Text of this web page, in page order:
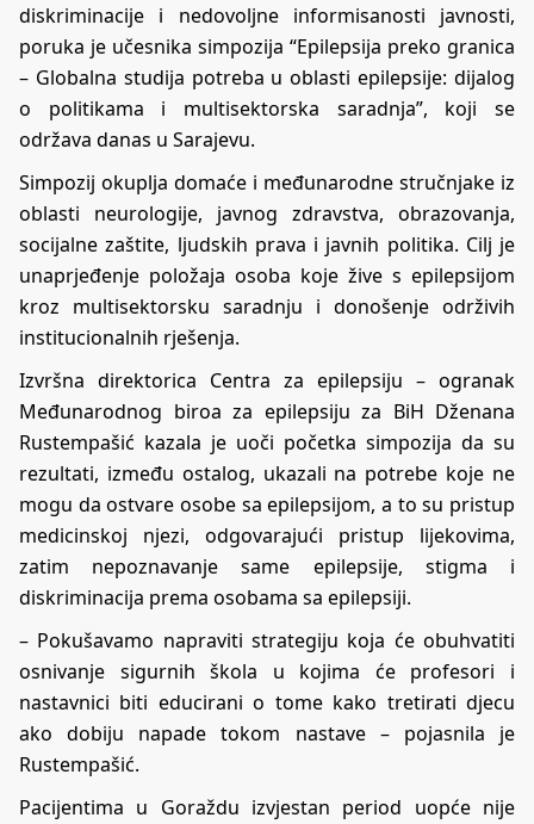
diskriminacije i nedovoljne informisanosti javnosti,
poruka je učesnika simpozija “Epilepsija preko granica
– Globalna studija potreba u oblasti epilepsije: dijalog
o politikama i multisektorska saradnja”, koji se
održava danas u Sarajevu.
Simpozij okuplja domaće i međunarodne stručnjake iz
oblasti neurologije, javnog zdravstva, obrazovanja,
socijalne zaštite, ljudskih prava i javnih politika. Cilj je
unaprjeđenje položaja osoba koje žive s epilepsijom
kroz multisektorsku saradnju i donošenje održivih
institucionalnih rješenja.
Izvršna direktorica Centra za epilepsiju – ogranak
Međunarodnog biroa za epilepsiju za BiH Dženana
Rustempašić kazala je uoči početka simpozija da su
rezultati, između ostalog, ukazali na potrebe koje ne
mogu da ostvare osobe sa epilepsijom, a to su pristup
medicinskoj njezi, odgovarajući pristup lijekovima,
zatim nepoznavanje same epilepsije, stigma i
diskriminacija prema osobama sa epilepsiji.
– Pokušavamo napraviti strategiju koja će obuhvatiti
osnivanje sigurnih škola u kojima će profesori i
nastavnici biti educirani o tome kako tretirati djecu
ako dobiju napade tokom nastave – pojasnila je
Rustempašić.
Pacijentima u Goraždu izvjestan period uopće nije